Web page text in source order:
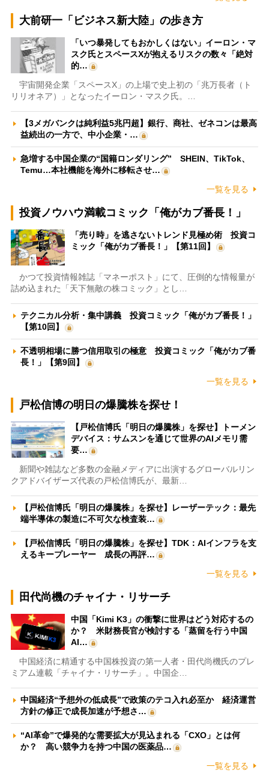
大前研一「ビジネス新大陸」の歩き方
「いつ暴発してもおかしくはない」イーロン・マ
スク氏とスペースXが抱えるリスクの数々「絶対
的…
宇宙開発企業「スペースX」の上場で史上初の「兆万長者（ト
リリオネア）」となったイーロン・マスク氏。…
【3メガバンクは純利益5兆円超】銀行、商社、ゼネコンは最高
益続出の一方で、中小企業・…
急増する中国企業の“国籍ロンダリング” SHEIN、TikTok、
Temu…本社機能を海外に移転させ…
一覧を見る
投資ノウハウ満載コミック「俺がカブ番長！」
「売り時」を逃さないトレンド見極め術 投資コ
ミック「俺がカブ番長！」【第11回】
かつて投資情報雑誌「マネーポスト」にて、圧倒的な情報量が
詰め込まれた「天下無敵の株コミック」とし…
テクニカル分析・集中講義 投資コミック「俺がカブ番長！」
【第10回】
不透明相場に勝つ信用取引の極意 投資コミック「俺がカブ番
長！」【第9回】
一覧を見る
戸松信博の明日の爆騰株を探せ！
【戸松信博氏「明日の爆騰株」を探せ】トーメン
デバイス：サムスンを通じて世界のAIメモリ需
要…
新聞や雑誌など多数の金融メディアに出演するグローバルリン
クアドバイザーズ代表の戸松信博氏が、最新…
【戸松信博氏「明日の爆騰株」を探せ】レーザーテック：最先
端半導体の製造に不可欠な検査装…
【戸松信博氏「明日の爆騰株」を探せ】TDK：AIインフラを支
えるキープレーヤー 成長の再評…
一覧を見る
田代尚機のチャイナ・リサーチ
中国「Kimi K3」の衝撃に世界はどう対応するの
か？ 米財務長官が検討する「蒸留を行う中国
AI…
中国経済に精通する中国株投資の第一人者・田代尚機氏のプレ
ミアム連載「チャイナ・リサーチ」。中国企…
中国経済“予想外の低成長”で政策のテコ入れ必至か 経済運営
方針の修正で成長加速が予想さ…
“AI革命”で爆発的な需要拡大が見込まれる「CXO」とは何
か？ 高い競争力を持つ中国の医薬品…
一覧を見る